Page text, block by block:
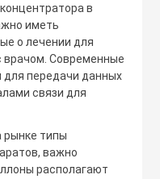
в
иметь
о лечении для
врачом. Современные
передачи данных
связи для
рынке типы
важно
располагают